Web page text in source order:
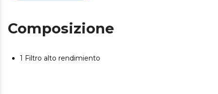
Composizione
1 Filtro alto rendimiento